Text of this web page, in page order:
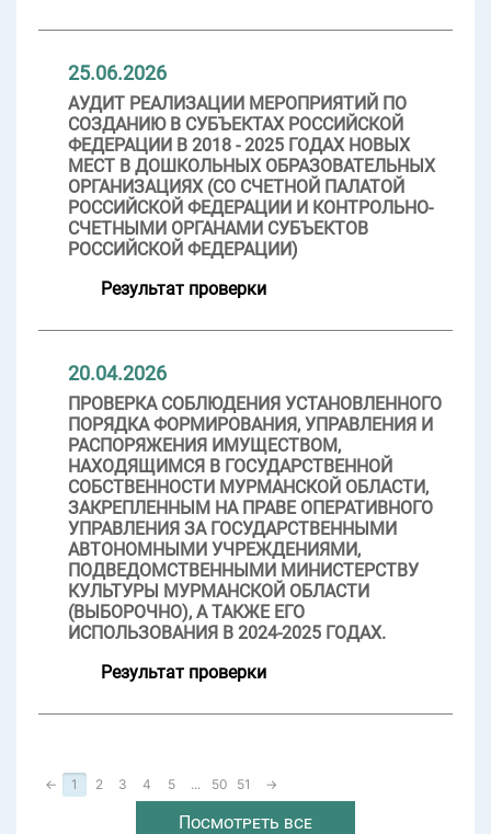
25.06.2026
АУДИТ РЕАЛИЗАЦИИ МЕРОПРИЯТИЙ ПО
СОЗДАНИЮ В СУБЪЕКТАХ РОССИЙСКОЙ
ФЕДЕРАЦИИ В 2018 - 2025 ГОДАХ НОВЫХ
МЕСТ В ДОШКОЛЬНЫХ ОБРАЗОВАТЕЛЬНЫХ
ОРГАНИЗАЦИЯХ (СО СЧЕТНОЙ ПАЛАТОЙ
РОССИЙСКОЙ ФЕДЕРАЦИИ И КОНТРОЛЬНО-
СЧЕТНЫМИ ОРГАНАМИ СУБЪЕКТОВ
РОССИЙСКОЙ ФЕДЕРАЦИИ)
Результат проверки
20.04.2026
ПРОВЕРКА СОБЛЮДЕНИЯ УСТАНОВЛЕННОГО
ПОРЯДКА ФОРМИРОВАНИЯ, УПРАВЛЕНИЯ И
РАСПОРЯЖЕНИЯ ИМУЩЕСТВОМ,
НАХОДЯЩИМСЯ В ГОСУДАРСТВЕННОЙ
СОБСТВЕННОСТИ МУРМАНСКОЙ ОБЛАСТИ,
ЗАКРЕПЛЕННЫМ НА ПРАВЕ ОПЕРАТИВНОГО
УПРАВЛЕНИЯ ЗА ГОСУДАРСТВЕННЫМИ
АВТОНОМНЫМИ УЧРЕЖДЕНИЯМИ,
ПОДВЕДОМСТВЕННЫМИ МИНИСТЕРСТВУ
КУЛЬТУРЫ МУРМАНСКОЙ ОБЛАСТИ
(ВЫБОРОЧНО), А ТАКЖЕ ЕГО
ИСПОЛЬЗОВАНИЯ В 2024-2025 ГОДАХ.
Результат проверки
← 1 2 3 4 5 ... 50 51 →
Посмотреть все